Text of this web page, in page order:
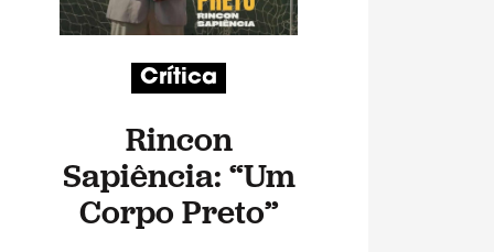
Crítica
Rincon
Sapiência: “Um
Corpo Preto”